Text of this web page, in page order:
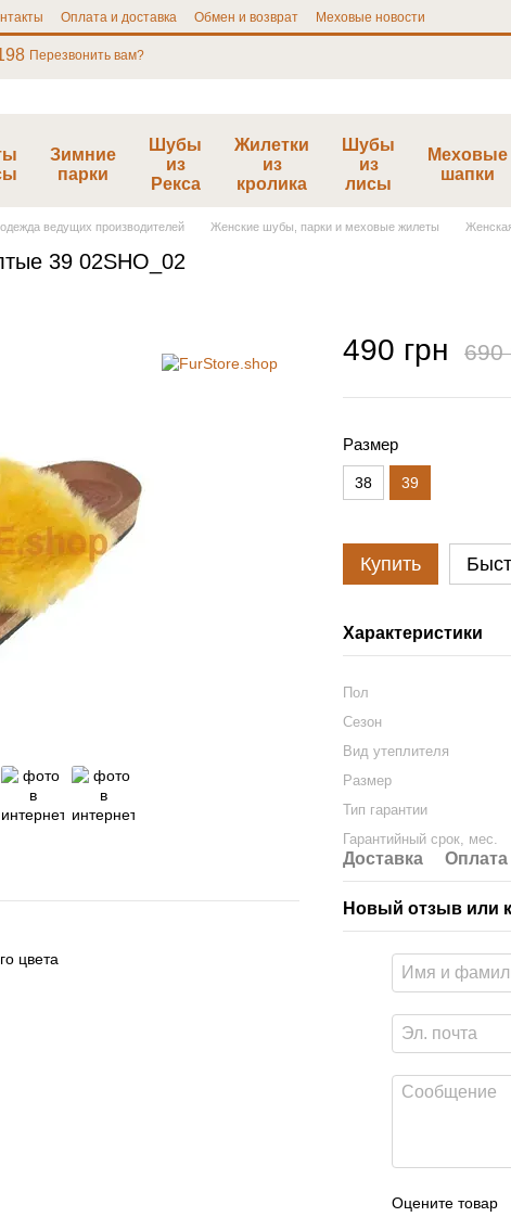
Оплата и доставка Обмен и возврат
Меховые новости
Перезвонить вам?
Зимние
парки
Шубы
из
Рекса
Жилетки
из
кролика
Шубы
из
лисы
Меховые
шапки
ведущих производителей Женские шубы, парки и меховые жилеты
39 02SHO_02
цвета
490 грн 690
Размер
38 39
Купить
Характеристики
Пол
Сезон
Вид утеплителя
Размер
Тип гарантии
Гарантийный срок, мес.
Доставка Оплата
Новый отзыв или
Оцените товар